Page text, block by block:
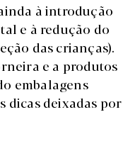
à introdução
e à redução do
das crianças).
e a produtos
embalagens
dicas deixadas por